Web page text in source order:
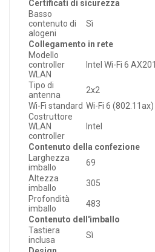
Certificati di sicurezza
Basso
contenuto di
alogeni
Sì
Collegamento in rete
Modello
controller
WLAN
Intel Wi-Fi 6 AX201
Tipo di
antenna
2x2
Wi-Fi standard Wi-Fi 6 (802.11ax)
Costruttore
WLAN
controller
Intel
Contenuto della confezione
Larghezza
imballo
69
Altezza
imballo
305
Profondità
imballo
483
Contenuto dell'imballo
Tastiera
inclusa
Sì